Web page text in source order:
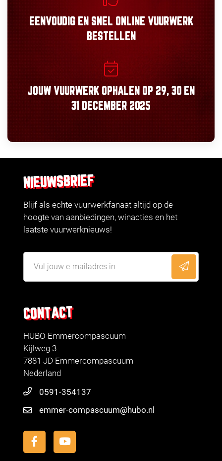
EENVOUDIGEN SNEL ONLINE VUURWERK
BESTELLEN
JOUW VUURWERK OPHALEN OP 29, 30 EN
31 DECEMBER 2025
CONTACT
HUBO Emmercompascuum
Kijlweg 3
7881 JD Emmercompascuum
Nederland
0591-354137
emmer-compascuum@hubo.nl
NIEUWSBRIEF
Blijf als echte vuurwerkfanaat altijd op de
hoogte van aanbiedingen, winacties en het
laatste vuurwerknieuws!